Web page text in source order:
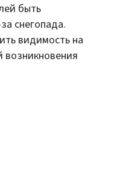
быть
снегопада.
видимость на
возникновения